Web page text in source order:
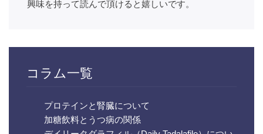
興味を持って読んで頂けると嬉しいです。
コラム一覧
プロテインと腎臓について
加糖飲料とうつ病の関係